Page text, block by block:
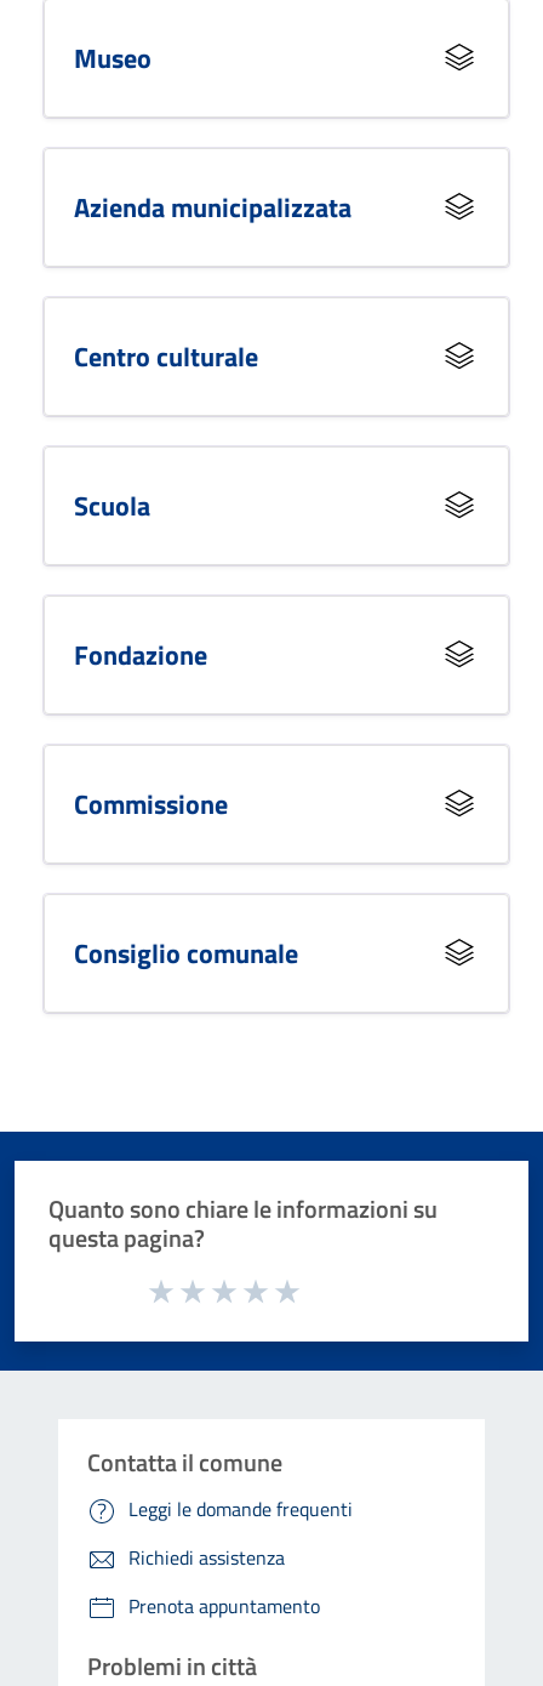
Museo
Azienda municipalizzata
Centro culturale
Scuola
Fondazione
Commissione
Consiglio comunale
Quanto sono chiare le informazioni su
questa pagina?
Valuta da 1 a 5 stelle la pagina
Contatta il comune
Leggi le domande frequenti
Richiedi assistenza
Prenota appuntamento
Problemi in città